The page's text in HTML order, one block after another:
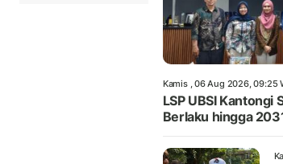
Kamis , 06 Aug 2026, 09:25
LSP UBSI Kantongi
Berlaku hingga